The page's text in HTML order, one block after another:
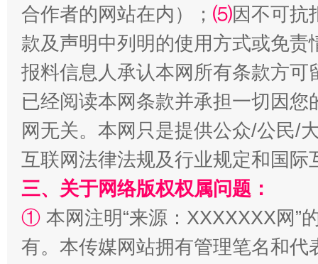
全民健身五年计划来了！等你上场
合作者的网站在内）； ⑸因不可抗
款及声明中列明的使用方式或免责
报料信息人承认本网所有条款方
已经阅读本网条款并承担一切因
网无关。本网只是提供公众/公民/
互联网法律法规及行业规定和国
三、关于网络版权权属问题：
① 本网注明“来源：XXXXXXX网”
有。本传媒网站拥有管理笔名和